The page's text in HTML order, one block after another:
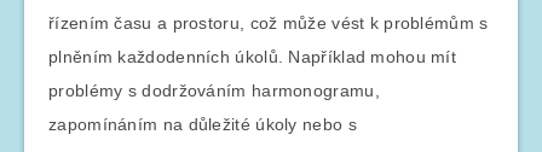
řízením času a prostoru, což může vést k problémům s
plněním každodenních úkolů. Například mohou mít
problémy s dodržováním harmonogramu,
zapomínáním na důležité úkoly nebo s